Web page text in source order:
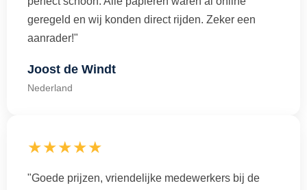
geregeld en wij konden direct rijden. Zeker een
aanrader!"
Joost de Windt
Nederland
★★★★★
"Goede prijzen, vriendelijke medewerkers bij de